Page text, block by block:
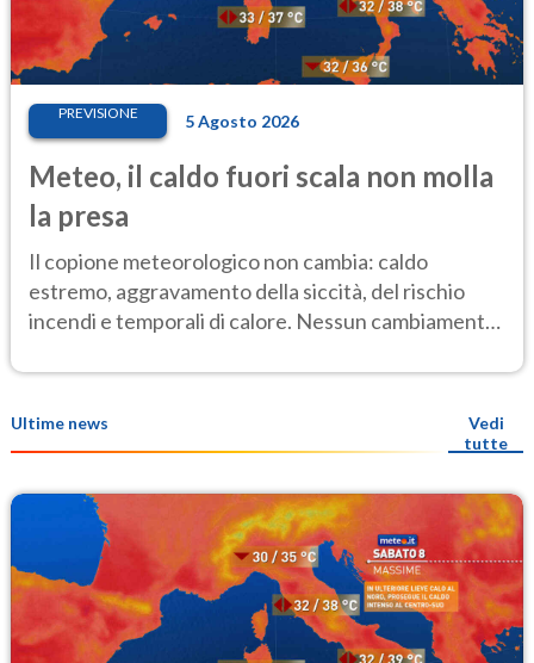
PREVISIONE 5 Agosto 2026
Meteo, il caldo fuori scala non molla
la presa
Il copione meteorologico non cambia: caldo
estremo, aggravamento della siccità, del rischio
incendi e temporali di calore. Nessun cambiamento
Ultime news
Vedi
tutte